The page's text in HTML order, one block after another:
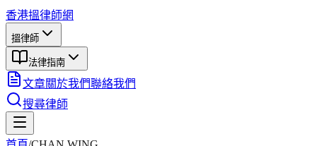
香港搵律師網
搵律師
法律指南
文章關於我們聯絡我們
搜尋律師